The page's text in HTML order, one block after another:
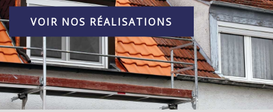
VOIR NOS RÉALISATIONS